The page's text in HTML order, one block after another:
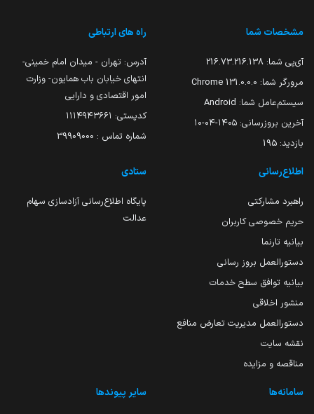
مشخصات شما
آی‌پی شما: 216.73.216.138
مرورگر شما: 131.0.0.0 Chrome
سیستم‌عامل شما: Android
آخرین بروزرسانی: ۱۴۰۵-۰۴-۱۰
بازدید: 195
راه های ارتباطی
آدرس: تهران - میدان امام خمینی-
انتهای خیابان باب همایون- وزارت
امور اقتصادی و دارایی
کدپستی: ۱۱۱۴۹۴۳۶۶۱
شماره تماس : 39909000
اطلاع‌رسانی
راهبرد مشارکتی
حریم خصوصی کاربران
بیانیه تارنما
دستورالعمل بروز رسانی
بیانیه توافق سطح خدمات
منشور اخلاقی
دستورالعمل مدیریت تعارض منافع
نقشه سایت
مناقصه و مزایده
ستادی
پایگاه اطلاع‌رسانی آزادسازی سهام
عدالت
سامانه‌ها سایر پیوندها